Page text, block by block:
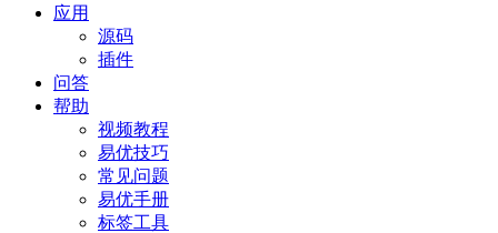
应用
源码
插件
问答
帮助
视频教程
易优技巧
常见问题
易优手册
标签工具